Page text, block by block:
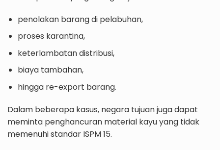
penolakan barang di pelabuhan,
proses karantina,
keterlambatan distribusi,
biaya tambahan,
hingga re-export barang.
Dalam beberapa kasus, negara tujuan juga dapat
meminta penghancuran material kayu yang tidak
memenuhi standar ISPM 15.